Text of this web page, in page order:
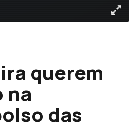
querem
na
das